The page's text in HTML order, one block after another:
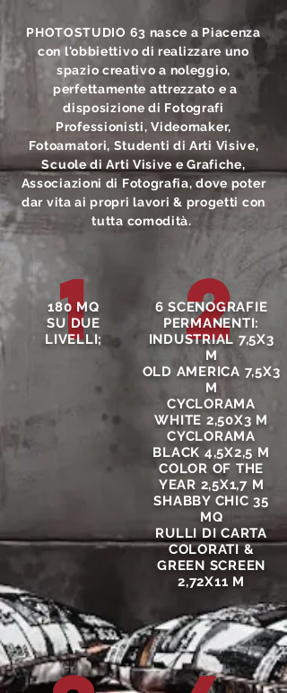
PHOTOSTUDIO 63 nasce a Piacenza
con l'obbiettivo di realizzare uno
spazio creativo a noleggio,
perfettamente attrezzato e a
disposizione di Fotografi
Professionisti, Videomaker,
Fotoamatori, Studenti di Arti Visive,
Scuole di Arti Visive e Grafiche,
Associazioni di Fotografia, dove poter
dar vita ai propri lavori & progetti con
tutta comodità.
1
180 MQ
SU DUE
LIVELLI;
2
6 SCENOGRAFIE
PERMANENTI:
INDUSTRIAL 7,5X3
M
OLD AMERICA 7,5X3
M
CYCLORAMA
WHITE 2,50X3 M
CYCLORAMA
BLACK 4,5X2,5 M
COLOR OF THE
YEAR 2,5X1,7 M
SHABBY CHIC 35
MQ
RULLI DI CARTA
COLORATI &
GREEN SCREEN
2,72X11 M